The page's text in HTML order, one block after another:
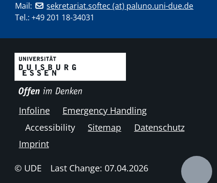
Mail:
sekretariat.softec (at) paluno.uni-due.de
Tel.: +49 201 18-34031
Infoline
Emergency Handling
Accessibility
Sitemap
Datenschutz
Imprint
© UDE Last Change: 07.04.2026